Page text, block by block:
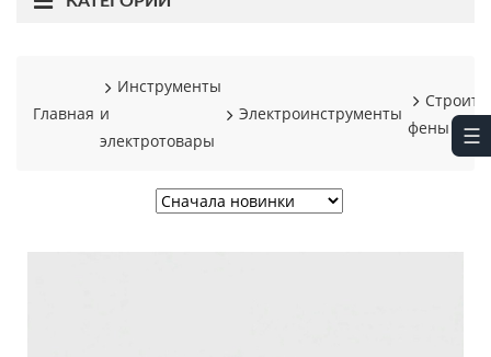
Главная
Инструменты
и
электротовары
Электроинструменты
фены